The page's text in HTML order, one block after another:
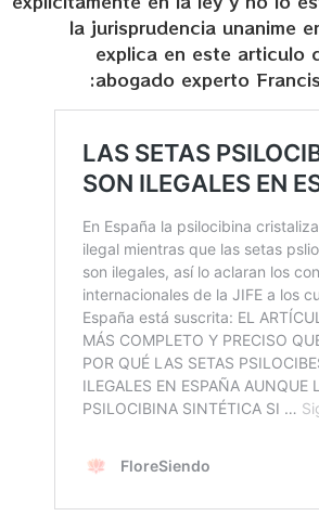
la jurisprudencia unanime
explica en este articulo
abogado experto